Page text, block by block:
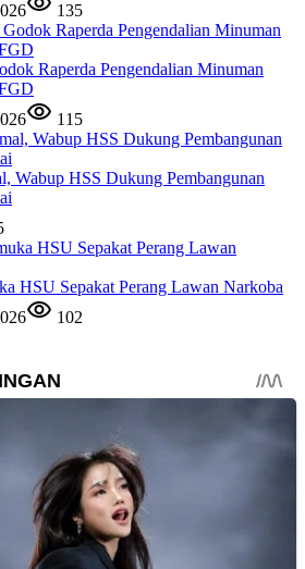
135
Raperda Pengendalian Minuman
115
Wabup HSS Dukung Pembangunan
HSU Sepakat Perang Lawan Narkoba
102